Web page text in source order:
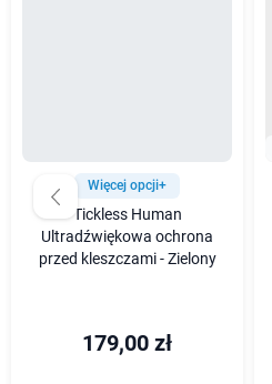
Więcej opcji+
Tickless Human
Ultradźwiękowa ochrona
przed kleszczami - Zielony
179,00 zł